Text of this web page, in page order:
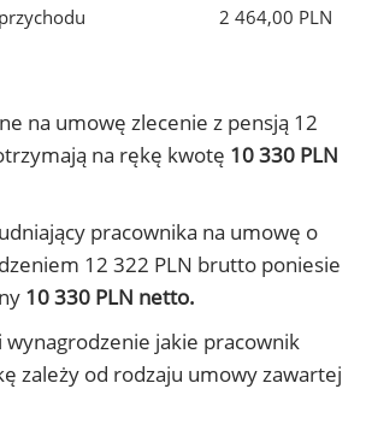
2 464,00 PLN
na umowę zlecenie z pensją 12
na rękę kwotę 10 330 PLN
pracownika na umowę o
12 322 PLN brutto poniesie
10 330 PLN netto.
wynagrodzenie jakie pracownik
zależy od rodzaju umowy zawartej